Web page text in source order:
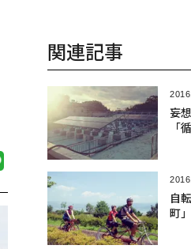
関連記事
妄
「
自
町